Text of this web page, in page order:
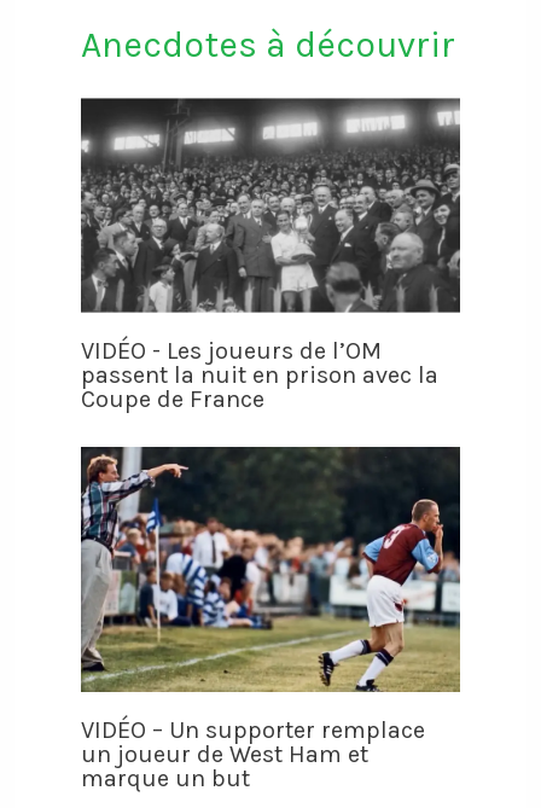
Anecdotes à découvrir
VIDÉO - Les joueurs de l’OM
passent la nuit en prison avec la
Coupe de France
VIDÉO – Un supporter remplace
un joueur de West Ham et
marque un but